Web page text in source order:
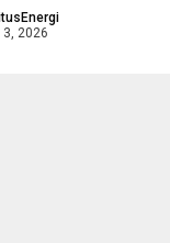
2026